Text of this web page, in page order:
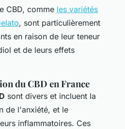
CBD, comme les variétés
, sont particulièrement
en raison de leur teneur
et de leurs effets
du CBD en France
sont divers et incluent la
de l'anxiété, et le
inflammatoires. Ces